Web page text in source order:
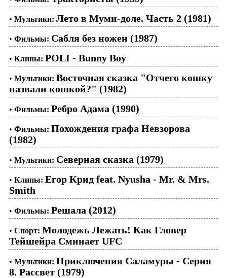
• Мультики: Лето в Муми-доле. Часть 2 (1981)
• Фильмы: Сабля без ножен (1987)
• Клипы: POLI - Bunny Boy
• Мультики: Восточная сказка "Отчего кошку
назвали кошкой?" (1982)
• Фильмы: Ребро Адама (1990)
• Фильмы: Похождения графа Невзорова
(1982)
• Мультики: Северная сказка (1979)
• Клипы: Егор Крид feat. Nyusha - Mr. & Mrs.
Smith
• Фильмы: Решала (2012)
• Спорт: Молодежь Лежать! Как Гловер
Тейшейра Сминает UFC
• Мультики: Приключения Саламуры - Серия
8. Рассвет (1979)